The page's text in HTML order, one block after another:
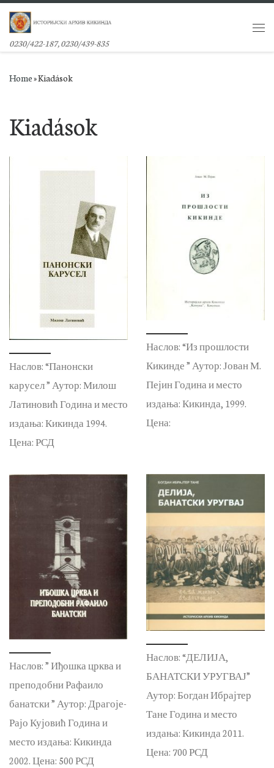
Skip to content
0230/422-187, 0230/439-835
Home»Kiadások
Kiadások
Наслов: “Панонски
карусел ” Аутор: Милош
Латиновић Година и место
издања: Кикинда 1994.
Цена: РСД
Наслов: “Из прошлости
Кикинде ” Аутор: Јован М.
Пејин Година и место
издања: Кикинда, 1999.
Цена:
Наслов: ” Иђошка црква и
преподобни Рафаило
банатски ” Аутор: Драгоје-
Рајо Кујовић Година и
место издања: Кикинда
2002. Цена: 500 РСД
Наслов: “ДЕЛИЈА,
БАНАТСКИ УРУГВАЈ”
Аутор: Богдан Ибрајтер
Тане Година и место
издања: Кикинда 2011.
Цена: 700 РСД